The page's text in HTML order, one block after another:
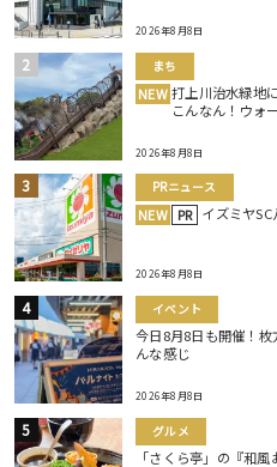
2026年8月8日
まち
NEW 打上川治水緑地
こんなん！ウォ
2026年8月8日
PRニュース
NEW PR イズミヤ
2026年8月8日
イベント
今日8月8日も開催！
んな感じ
2026年8月8日
グルメ
「さくら亭」の『和